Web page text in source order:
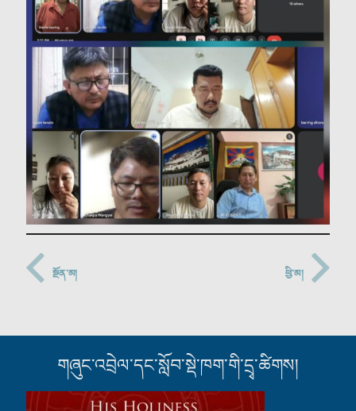
སྔོན་མ། ཕྱི་མ།
གཞུང་འབྲེལ་དང་སློབ་སྡེ་ཁག་གི་དྲྭ་ཚིགས།